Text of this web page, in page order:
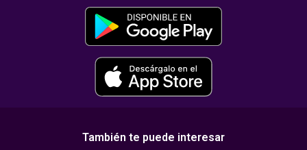
También te puede interesar